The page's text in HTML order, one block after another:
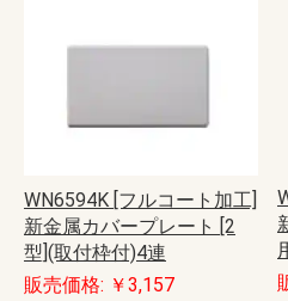
WN6594K [フルコート加工]
新金属カバープレート [2
型](取付枠付)4連
販売価格: ￥3,157